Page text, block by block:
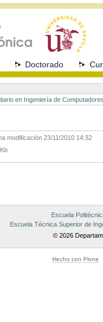
Doctorado
en Ingeniería de
modificación 23/11/2010 14:32
Escuela
Escuela Técnica Superior de
© 2026
Hecho con Plone